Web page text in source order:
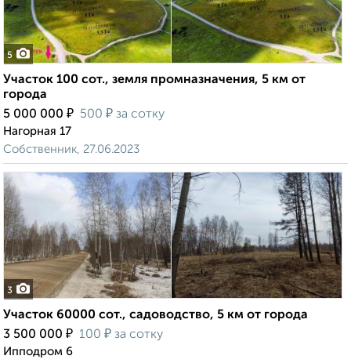
5
Участок 100 сот., земля промназначения, 5 км от
города
5 000 000 ₽ 500 ₽ за сотку
Нагорная 17
Собственник, 27.06.2023
3
Участок 60000 сот., садоводство, 5 км от города
3 500 000 ₽ 100 ₽ за сотку
Ипподром 6